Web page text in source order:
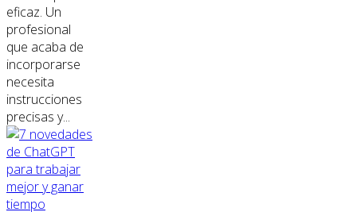
eficaz. Un
profesional
que acaba de
incorporarse
necesita
instrucciones
precisas y...